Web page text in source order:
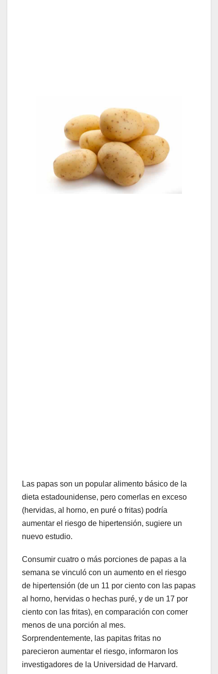
Las papas son un popular alimento básico de la
dieta estadounidense, pero comerlas en exceso
(hervidas, al horno, en puré o fritas) podría
aumentar el riesgo de hipertensión, sugiere un
nuevo estudio.
Consumir cuatro o más porciones de papas a la
semana se vinculó con un aumento en el riesgo
de hipertensión (de un 11 por ciento con las papas
al horno, hervidas o hechas puré, y de un 17 por
ciento con las fritas), en comparación con comer
menos de una porción al mes.
Sorprendentemente, las papitas fritas no
parecieron aumentar el riesgo, informaron los
investigadores de la Universidad de Harvard.